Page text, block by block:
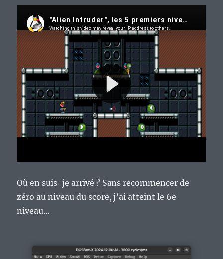
Où en suis-je arrivé ? Sans recommencer de
zéro au niveau du score, j’ai atteint le 6e
niveau…